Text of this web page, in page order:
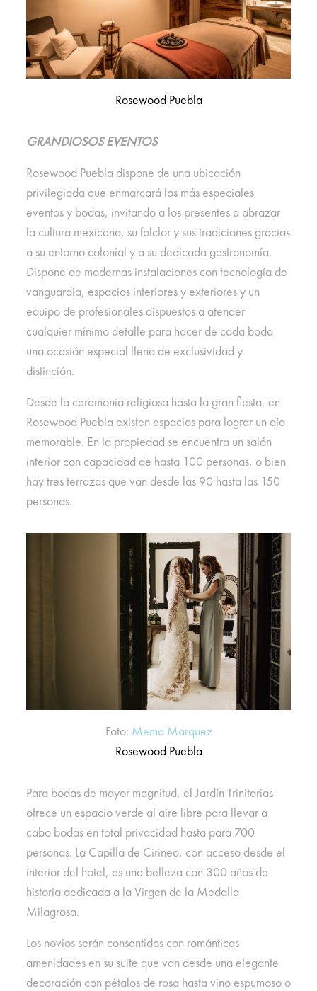
Rosewood Puebla
GRANDIOSOS EVENTOS
Rosewood Puebla dispone de una ubicación
privilegiada que enmarcará los más especiales
eventos y bodas, invitando a los presentes a abrazar
la cultura mexicana, su folclor y sus tradiciones gracias
a su entorno colonial y a su dedicada gastronomía.
Dispone de modernas instalaciones con tecnología de
vanguardia, espacios interiores y exteriores y un
equipo de profesionales dispuestos a atender
cualquier mínimo detalle para hacer de cada boda
una ocasión especial llena de exclusividad y
distinción.
Desde la ceremonia religiosa hasta la gran fiesta, en
Rosewood Puebla existen espacios para lograr un día
memorable. En la propiedad se encuentra un salón
interior con capacidad de hasta 100 personas, o bien
hay tres terrazas que van desde las 90 hasta las 150
personas.
Foto: Memo Marquez
Rosewood Puebla
Para bodas de mayor magnitud, el Jardín Trinitarias
ofrece un espacio verde al aire libre para llevar a
cabo bodas en total privacidad hasta para 700
personas. La Capilla de Cirineo, con acceso desde el
interior del hotel, es una belleza con 300 años de
historia dedicada a la Virgen de la Medalla
Milagrosa.
Los novios serán consentidos con románticas
amenidades en su suite que van desde una elegante
decoración con pétalos de rosa hasta vino espumoso o